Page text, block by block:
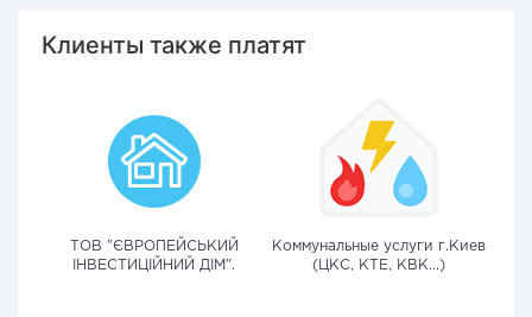
Клиенты также платят
ТОВ "ЄВРОПЕЙСЬКИЙ
ІНВЕСТИЦІЙНИЙ ДІМ".
Коммунальные услуги г.Киев
(ЦКС, КТЕ, КВК...)